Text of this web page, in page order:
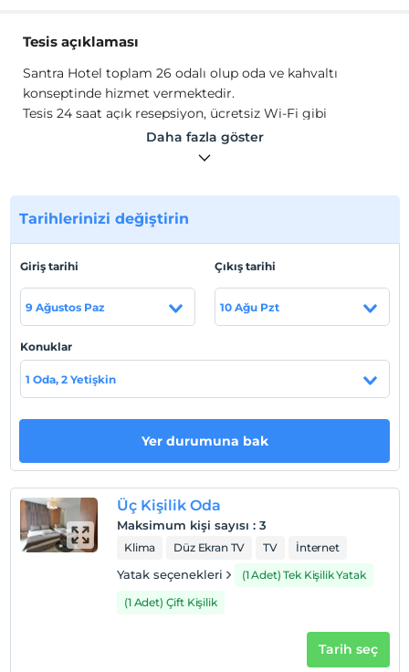
Tesis açıklaması
Santra Hotel toplam 26 odalı olup oda ve kahvaltı
konseptinde hizmet vermektedir.
Tesis 24 saat açık resepsiyon, ücretsiz Wi-Fi gibi
Santra Hotel Sultanahmet, Kapalı Çarşı, Topkaı Sarayı
gibi bölgenin tarihi ve turistik yerlerine yürüme
Haritada Göster
Otel koşulları
Check/in
En erken saat 14:00 ve sonrası
En geç saat 12:00 ve öncesi
Evcil Hayvan
Evcil hayvan kabul edilmemektedir.
Sigara
Odalarda sigara içilmez
Daha fazla göster
Tarihlerinizi değiştirin
Giriş tarihi
9 Ağustos Paz
Çıkış tarihi
10 Ağu Pzt
Konuklar
1 Oda, 2 Yetişkin
Yer durumuna bak
Üç Kişilik Oda
Maksimum kişi sayısı : 3
Klima Düz Ekran TV TV İnternet
Yatak seçenekleri
(1 Adet) Tek Kişilik Yatak
(1 Adet) Çift Kişilik
Tarih seç